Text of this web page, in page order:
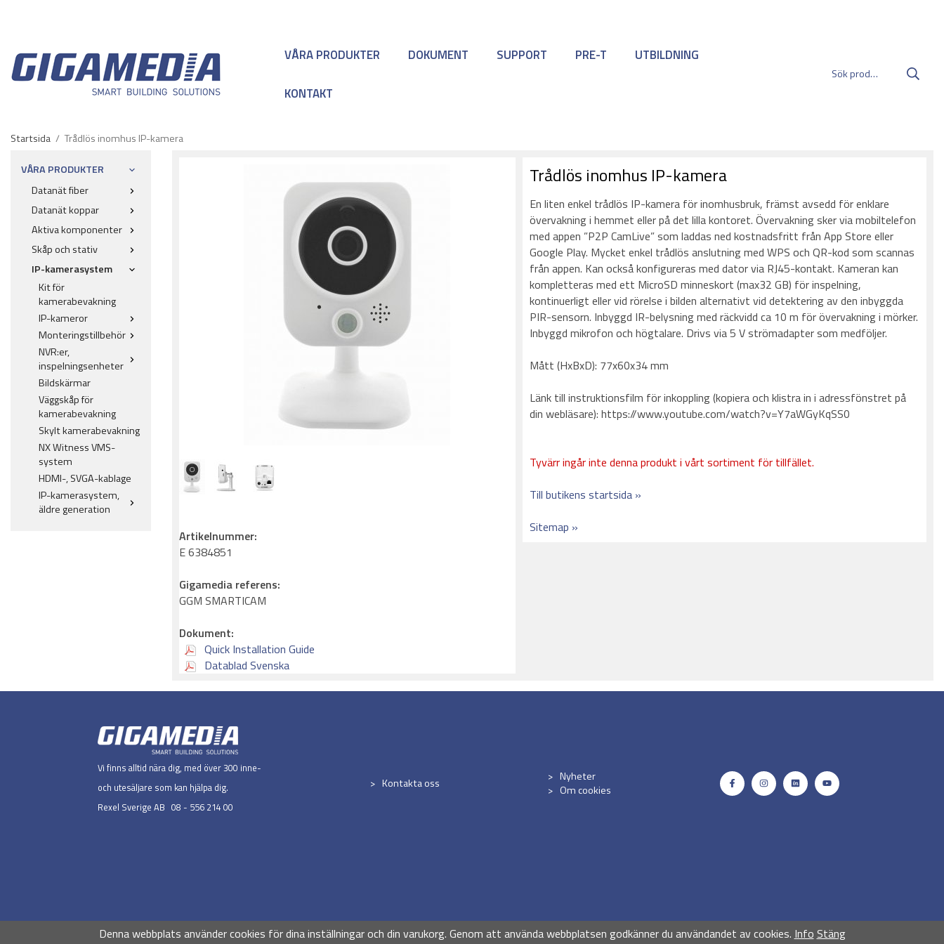
VÅRA PRODUKTER DOKUMENT SUPPORT PRE-T UTBILDNING
KONTAKT
Startsida / Trådlös inomhus IP-kamera
VÅRA PRODUKTER
Datanät fiber
Datanät koppar
Aktiva komponenter
Skåp och stativ
IP-kamerasystem
Kit för
kamerabevakning
IP-kameror
Monteringstillbehör
NVR:er,
inspelningsenheter
Bildskärmar
Väggskåp för
kamerabevakning
Skylt kamerabevakning
NX Witness VMS-
system
HDMI-, SVGA-kablage
IP-kamerasystem,
äldre generation
Trådlös inomhus IP-kamera
En liten enkel trådlös IP-kamera för inomhusbruk, främst avsedd för enklare
övervakning i hemmet eller på det lilla kontoret. Övervakning sker via mobiltelefon
med appen ”P2P CamLive” som laddas ned kostnadsfritt från App Store eller
Google Play. Mycket enkel trådlös anslutning med WPS och QR-kod som scannas
från appen. Kan också konfigureras med dator via RJ45-kontakt. Kameran kan
kompletteras med ett MicroSD minneskort (max32 GB) för inspelning,
kontinuerligt eller vid rörelse i bilden alternativt vid detektering av den inbyggda
PIR-sensorn. Inbyggd IR-belysning med räckvidd ca 10 m för övervakning i mörker.
Inbyggd mikrofon och högtalare. Drivs via 5 V strömadapter som medföljer.
Mått (HxBxD): 77x60x34 mm
Länk till instruktionsfilm för inkoppling (kopiera och klistra in i adressfönstret på
din webläsare): https://www.youtube.com/watch?v=Y7aWGyKqSS0
Tyvärr ingår inte denna produkt i vårt sortiment för tillfället.
Till butikens startsida »
Sitemap »
Artikelnummer:
E 6384851
Gigamedia referens:
GGM SMARTICAM
Dokument:
Quick Installation Guide
Datablad Svenska
Vi finns alltid nära dig, med över 300 inne-
och utesäljare som kan hjälpa dig.
Rexel Sverige AB 08 - 556 214 00
Kontakta oss
Nyheter
Om cookies
Drift & produktion:Wikinggruppen
Denna webbplats använder cookies för dina inställningar och din varukorg. Genom att använda webbplatsen godkänner du användandet av cookies. Info Stäng